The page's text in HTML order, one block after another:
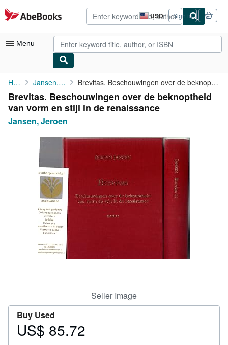
Skip to main content
AbeBooks.com USD
Site
shopping
preferences
Sign in
Menu
My Account
My Purchases
Advanced Search
Browse Collections
Rare Books
Art & Collectibles
Textbooks
Start Selling
CLOSE
Home Jansen, Jeroen Brevitas. Beschouwingen over de beknoptheid van vorm en stijl in...
Brevitas. Beschouwingen over de beknoptheid
van vorm en stijl in de renaissance
Jansen, Jeroen
Seller Image
Buy Used
Price
US$ 85.72